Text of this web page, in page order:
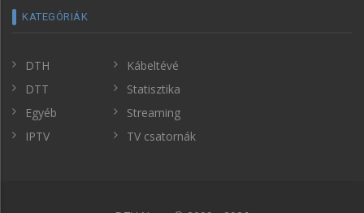
KATEGÓRIÁK
DTH
DTT
Egyéb
IPTV
Kábeltévé
Statisztika
Streaming
TV csatornák